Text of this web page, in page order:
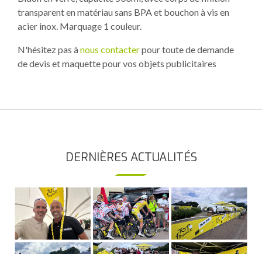
transparent en matériau sans BPA et bouchon à vis en
acier inox. Marquage 1 couleur.
N'hésitez pas ànous contacterpour toute de demande
de devis et maquette pour vos objets publicitaires
DERNIÈRES ACTUALITÉS